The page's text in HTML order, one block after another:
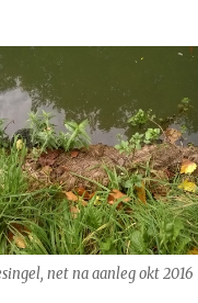
net na aanleg okt 2016